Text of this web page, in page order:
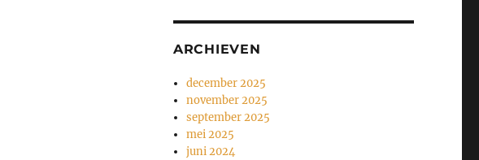
ARCHIEVEN
december 2025
november 2025
september 2025
mei 2025
juni 2024